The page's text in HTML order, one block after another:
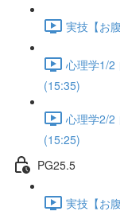
実技【お
心理学1/2
(15:35)
心理学2/2
(15:25)
PG25.5
実技【お